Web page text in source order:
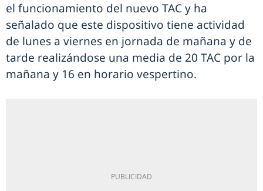
el funcionamiento del nuevo TAC y ha
señalado que este dispositivo tiene actividad
de lunes a viernes en jornada de mañana y de
tarde realizándose una media de 20 TAC por la
mañana y 16 en horario vespertino.